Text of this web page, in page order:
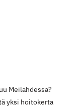
Meilahdessa?
yksi hoitokerta